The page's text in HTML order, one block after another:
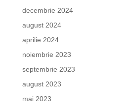
decembrie 2024
august 2024
aprilie 2024
noiembrie 2023
septembrie 2023
august 2023
mai 2023